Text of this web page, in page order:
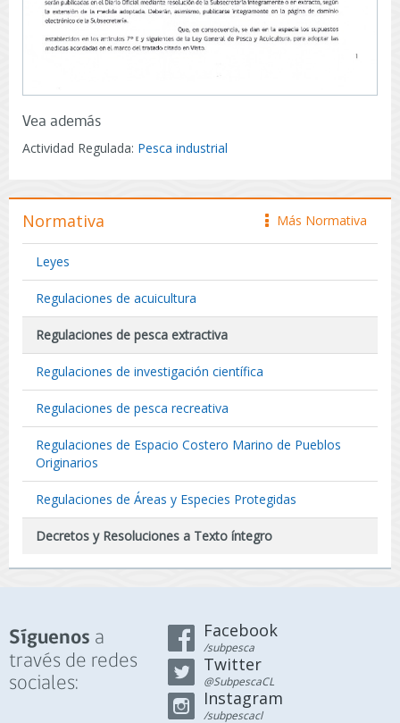
Vea además
Actividad Regulada: Pesca industrial
icono
Más Normativa
Normativa
Leyes
Regulaciones de acuicultura
Regulaciones de pesca extractiva
Regulaciones de investigación científica
Regulaciones de pesca recreativa
Regulaciones de Espacio Costero Marino de Pueblos
Originarios
Regulaciones de Áreas y Especies Protegidas
Decretos y Resoluciones a Texto íntegro
Síguenos a
través de redes
sociales:
Facebook
/subpesca
Twitter
@SubpescaCL
Instagram
/subpescacl